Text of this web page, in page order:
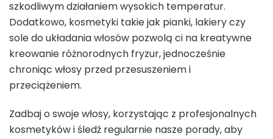
szkodliwym działaniem wysokich temperatur.
Dodatkowo, kosmetyki takie jak pianki, lakiery czy
sole do układania włosów pozwolą ci na kreatywne
kreowanie różnorodnych fryzur, jednocześnie
chroniąc włosy przed przesuszeniem i
przeciążeniem.
Zadbaj o swoje włosy, korzystając z profesjonalnych
kosmetyków i śledź regularnie nasze porady, aby